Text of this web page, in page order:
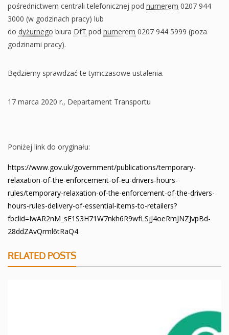
pośrednictwem centrali telefonicznej pod numerem 0207 944
3000 (w godzinach pracy) lub
do dyżurnego biura DfT pod numerem 0207 944 5999 (poza
godzinami pracy).
Będziemy sprawdzać te tymczasowe ustalenia.
17 marca 2020 r., Departament Transportu
Poniżej link do oryginału:
https://www.gov.uk/government/publications/temporary-
relaxation-of-the-enforcement-of-eu-drivers-hours-
rules/temporary-relaxation-of-the-enforcement-of-the-drivers-
hours-rules-delivery-of-essential-items-to-retailers?
fbclid=IwAR2nM_sE1S3H71W7nkh6R9wfLSjJ4oeRmJNZJvpBd-
28ddZAvQrml6tRaQ4
RELATED POSTS